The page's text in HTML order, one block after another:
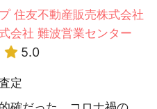
住友不動産販売株式会社
会社 難波営業センター
5.0
定